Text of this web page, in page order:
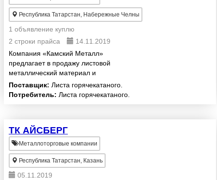
Республика Татарстан, Набережные Челны
1 объявление куплю
2 строки прайса
14.11.2019
Компания «Камский Металл»
предлагает в продажу листовой
металлический материал и
заготовки под штамповку любого
размера по низким ценам и
Поставщик: Листа горячекатаного.
Потребитель: Листа горячекатаного.
ТК АЙСБЕРГ
Металлоторговые компании
Республика Татарстан, Казань
05.11.2019